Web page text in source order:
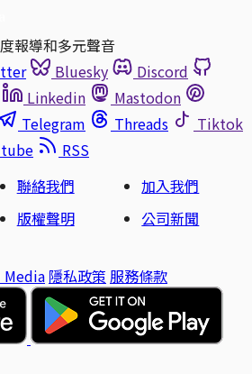
報導和多元聲音
Bluesky
Discord
Linkedin
Mastodon
Telegram Threads
Tiktok
RSS
聯絡我們
加入我們
版權聲明
公司新聞
隱私政策 服務條款